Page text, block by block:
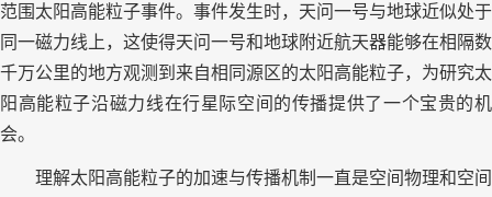
范围太阳高能粒子事件。事件发生时，天问一号与地球近似处于
同一磁力线上，这使得天问一号和地球附近航天器能够在相隔数
千万公里的地方观测到来自相同源区的太阳高能粒子，为研究太
阳高能粒子沿磁力线在行星际空间的传播提供了一个宝贵的机
会。
理解太阳高能粒子的加速与传播机制一直是空间物理和空间